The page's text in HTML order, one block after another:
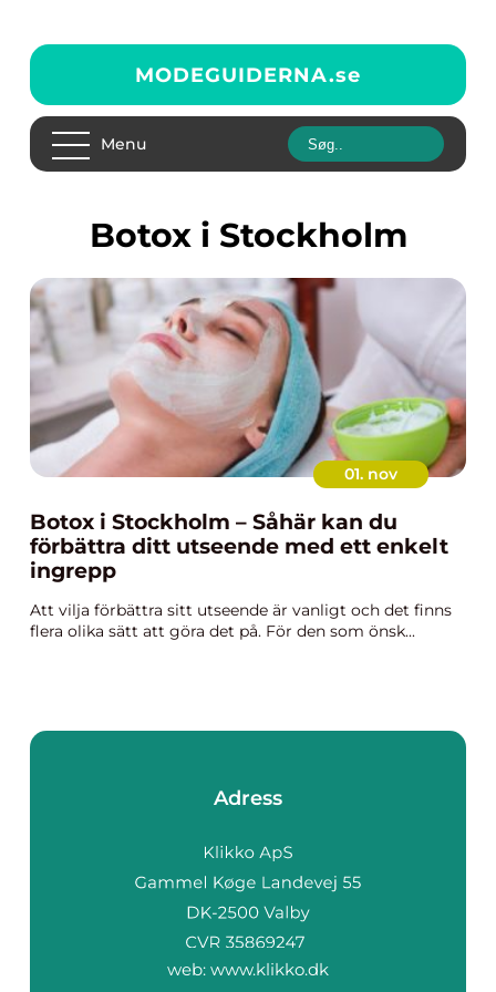
MODEGUIDERNA.se
Menu
botox i Stockholm
01. nov
Botox i Stockholm – Såhär kan du
förbättra ditt utseende med ett enkelt
ingrepp
Att vilja förbättra sitt utseende är vanligt och det finns
flera olika sätt att göra det på. För den som önsk...
Adress
web: www.klikko.dk